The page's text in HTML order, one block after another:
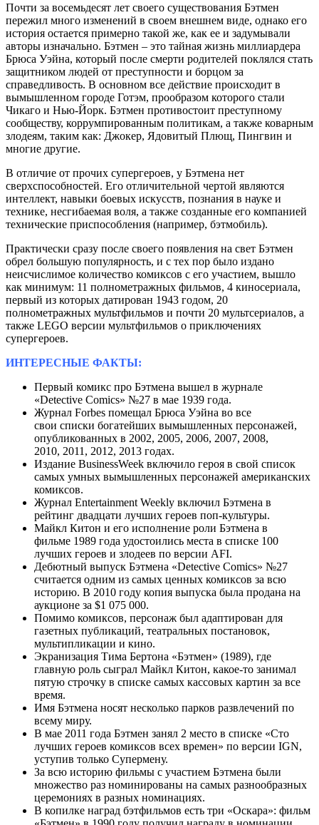
Почти за восемьдесят лет своего существования Бэтмен
пережил много изменений в своем внешнем виде, однако его
история остается примерно такой же, как ее и задумывали
авторы изначально. Бэтмен – это тайная жизнь миллиардера
Брюса Уэйна, который после смерти родителей поклялся стать
защитником людей от преступности и борцом за
справедливость. В основном все действие происходит в
вымышленном городе Готэм, прообразом которого стали
Чикаго и Нью-Йорк. Бэтмен противостоит преступному
сообществу, коррумпированным политикам, а также коварным
злодеям, таким как: Джокер, Ядовитый Плющ, Пингвин и
многие другие.
В отличие от прочих супергероев, у Бэтмена нет
сверхспособностей. Его отличительной чертой являются
интеллект, навыки боевых искусств, познания в науке и
технике, несгибаемая воля, а также созданные его компанией
технические приспособления (например, бэтмобиль).
Практически сразу после своего появления на свет Бэтмен
обрел большую популярность, и с тех пор было издано
неисчислимое количество комиксов с его участием, вышло
как минимум: 11 полнометражных фильмов, 4 киносериала,
первый из которых датирован 1943 годом, 20
полнометражных мультфильмов и почти 20 мультсериалов, а
также LEGO версии мультфильмов о приключениях
супергероев.
ИНТЕРЕСНЫЕ ФАКТЫ:
Первый комикс про Бэтмена вышел в журнале
«Detective Comics» №27 в мае 1939 года.
Журнал Forbes помещал Брюса Уэйна во все
свои списки богатейших вымышленных персонажей,
опубликованных в 2002, 2005, 2006, 2007, 2008,
2010, 2011, 2012, 2013 годах.
Издание BusinessWeek включило героя в свой список
самых умных вымышленных персонажей американских
комиксов.
Журнал Entertainment Weekly включил Бэтмена в
рейтинг двадцати лучших героев поп-культуры.
Майкл Китон и его исполнение роли Бэтмена в
фильме 1989 года удостоились места в списке 100
лучших героев и злодеев по версии AFI.
Дебютный выпуск Бэтмена «Detective Comics» №27
считается одним из самых ценных комиксов за всю
историю. В 2010 году копия выпуска была продана на
аукционе за $1 075 000.
Помимо комиксов, персонаж был адаптирован для
газетных публикаций, театральных постановок,
мультипликации и кино.
Экранизация Тима Бертона «Бэтмен» (1989), где
главную роль сыграл Майкл Китон, какое-то занимал
пятую строчку в списке самых кассовых картин за все
время.
Имя Бэтмена носят несколько парков развлечений по
всему миру.
В мае 2011 года Бэтмен занял 2 место в списке «Сто
лучших героев комиксов всех времен» по версии IGN,
уступив только Супермену.
За всю историю фильмы с участием Бэтмена были
множество раз номинированы на самых разнообразных
церемониях в разных номинациях.
В копилке наград бэтфильмов есть три «Оскара»: фильм